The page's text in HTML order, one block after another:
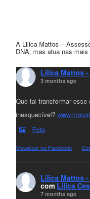
A Lilica Mattos –
DNA, mas atua nas
Lilica Mattos
3 months ago
Que tal transformar
inesquecível?
Foto
Visualizar no Facebook ·
Lilica Mattos
com Lilica
7 months ago